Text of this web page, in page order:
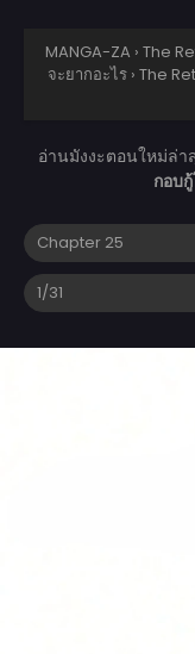
MANGA-ZA › The
จะยากอะไร › The
อ่านมังงะตอนใหม่ล่า
กอบ